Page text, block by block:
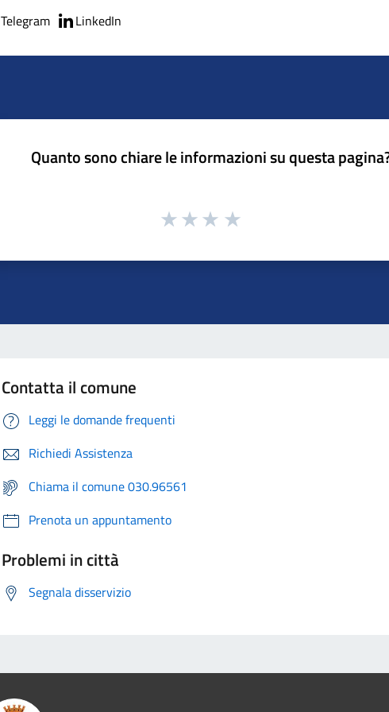
Telegram LinkedIn
Quanto sono chiare le informazioni su questa
Contatta il comune
Leggi le domande frequenti
Richiedi Assistenza
Chiama il comune 030.96561
Prenota un appuntamento
Problemi in città
Segnala disservizio